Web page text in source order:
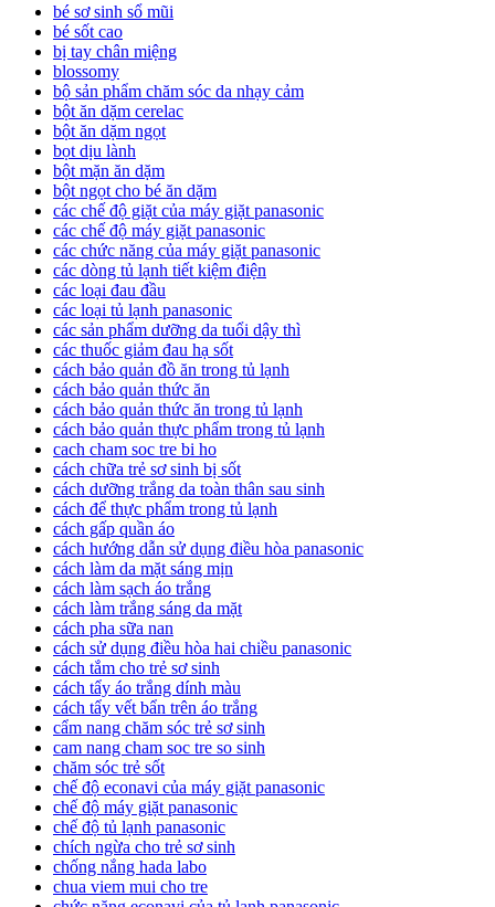
bé sơ sinh sổ mũi
bé sốt cao
bị tay chân miệng
blossomy
bộ sản phẩm chăm sóc da nhạy cảm
bột ăn dặm cerelac
bột ăn dặm ngọt
bọt dịu lành
bột mặn ăn dặm
bột ngọt cho bé ăn dặm
các chế độ giặt của máy giặt panasonic
các chế độ máy giặt panasonic
các chức năng của máy giặt panasonic
các dòng tủ lạnh tiết kiệm điện
các loại đau đầu
các loại tủ lạnh panasonic
các sản phẩm dưỡng da tuổi dậy thì
các thuốc giảm đau hạ sốt
cách bảo quản đồ ăn trong tủ lạnh
cách bảo quản thức ăn
cách bảo quản thức ăn trong tủ lạnh
cách bảo quản thực phẩm trong tủ lạnh
cach cham soc tre bi ho
cách chữa trẻ sơ sinh bị sốt
cách dưỡng trắng da toàn thân sau sinh
cách để thực phẩm trong tủ lạnh
cách gấp quần áo
cách hướng dẫn sử dụng điều hòa panasonic
cách làm da mặt sáng mịn
cách làm sạch áo trắng
cách làm trắng sáng da mặt
cách pha sữa nan
cách sử dụng điều hòa hai chiều panasonic
cách tắm cho trẻ sơ sinh
cách tẩy áo trắng dính màu
cách tẩy vết bẩn trên áo trắng
cẩm nang chăm sóc trẻ sơ sinh
cam nang cham soc tre so sinh
chăm sóc trẻ sốt
chế độ econavi của máy giặt panasonic
chế độ máy giặt panasonic
chế độ tủ lạnh panasonic
chích ngừa cho trẻ sơ sinh
chống nắng hada labo
chua viem mui cho tre